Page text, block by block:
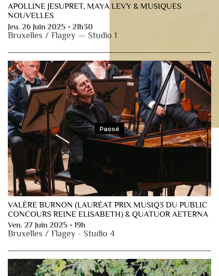
APOLLINE JESUPRET, MAYA LEVY & MUSIQUES
NOUVELLES
Jeu. 26 Juin 2025 - 21h30
Bruxelles / Flagey — Studio 1
Passé
VALÈRE BURNON (LAURÉAT PRIX MUSIQ3 DU PUBLIC
CONCOURS REINE ELISABETH) & QUATUOR AETERNA
Ven. 27 Juin 2025 - 19h
Bruxelles / Flagey - Studio 4